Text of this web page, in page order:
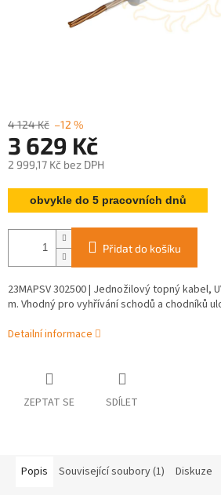
4 124 Kč –12 %
3 629 Kč
2 999,17 Kč bez DPH
Měrná
cena:obvykle do 5 pracovních dnů
Přidat do košíku
23MAPSV 302500 | Jednožilový topný kabel,
m. Vhodný pro vyhřívání schodů a chodníků
Detailní informace
ZEPTAT SE SDÍLET
Popis Související soubory (1) Diskuze